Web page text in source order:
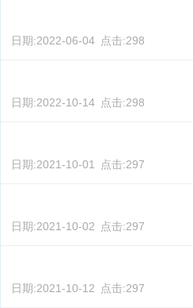
日期:2022-06-04 点击:298
日期:2022-10-14 点击:298
日期:2021-10-01 点击:297
日期:2021-10-02 点击:297
日期:2021-10-12 点击:297